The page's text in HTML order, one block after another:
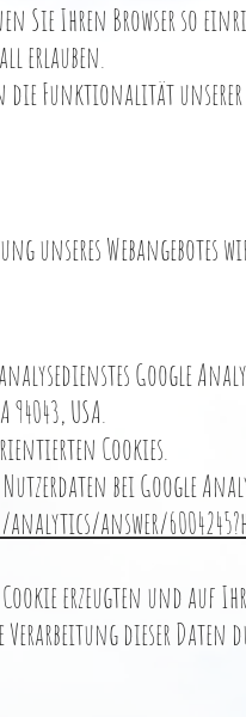
Sie Ihren Browser so
erlauben.
Funktionalität unserer
unseres Webangebotes
Google
USA.
Cookies.
bei Google
answer/
erzeugten und auf
dieser